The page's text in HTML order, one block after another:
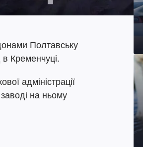
Полтавську
Кременчуці.
адміністрації
на ньому